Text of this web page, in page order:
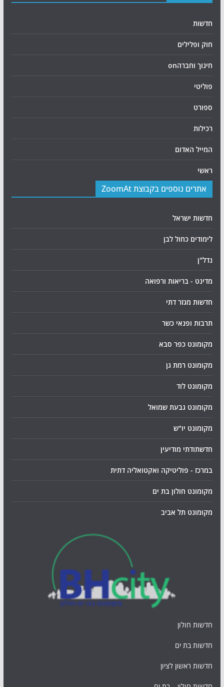
חדשות
חוק ופלילים
חינוך וחברהon
פוליטי
ספורט
רכילות
המייל האדום
ראשי
אתרים נוספים בקבוצת ZoomAt
חדשות ישראל
לימודים כחול לבן
נדל"ן
מדינט - בריאות ורפואה
חדשות מגזר דתי
תרבות ופנאי כשר
מקומונט כפר סבא
מקומונט רמת גן
מקומונט לוד
מקומונט גבעת שמואל
מקומונט יו"ש
חדשתודתי מודיעין
במרכז - פוליטיקה ואקטואליה דתית
מקומונט חולון בת ים
מקומונט תל אביב
חדשות חולון
חדשות בת ים
חדשות ראשון לציון